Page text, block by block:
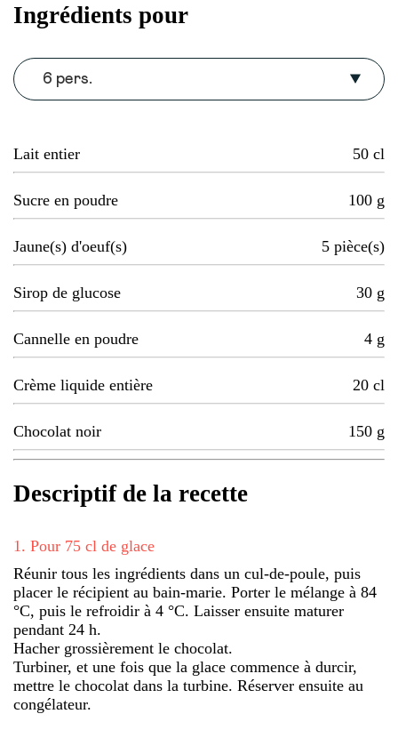
Ingrédients pour
6 pers.
Lait entier 50 cl
Sucre en poudre 100 g
Jaune(s) d'oeuf(s) 5 pièce(s)
Sirop de glucose 30 g
Cannelle en poudre 4 g
Crème liquide entière 20 cl
Chocolat noir 150 g
Descriptif de la recette
1 . Pour 75 cl de glace
Réunir tous les ingrédients dans un cul-de-poule, puis
placer le récipient au bain-marie. Porter le mélange à 84
°C, puis le refroidir à 4 °C. Laisser ensuite maturer
pendant 24 h.
Hacher grossièrement le chocolat.
Turbiner, et une fois que la glace commence à durcir,
mettre le chocolat dans la turbine. Réserver ensuite au
congélateur.